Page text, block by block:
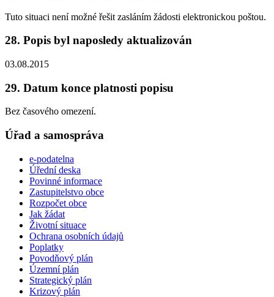
Tuto situaci není možné řešit zasláním žádosti elektronickou poštou.
28. Popis byl naposledy aktualizován
03.08.2015
29. Datum konce platnosti popisu
Bez časového omezení.
Úřad a samospráva
e-podatelna
Úřední deska
Povinné informace
Zastupitelstvo obce
Rozpočet obce
Jak žádat
Životní situace
Ochrana osobních údajů
Poplatky
Povodňový plán
Územní plán
Strategický plán
Krizový plán